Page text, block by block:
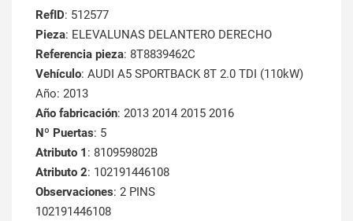
RefID: 512577
Pieza: ELEVALUNAS DELANTERO DERECHO
Referencia pieza: 8T8839462C
Vehículo: AUDI A5 SPORTBACK 8T 2.0 TDI (110kW)
Año: 2013
Año fabricación: 2013 2014 2015 2016
Nº Puertas: 5
Atributo 1 : 810959802B
Atributo 2: 102191446108
Observaciones: 2 PINS
102191446108